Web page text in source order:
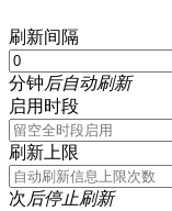
刷新间隔
分钟后自动刷新
启用时段
刷新上限
次后停止刷新